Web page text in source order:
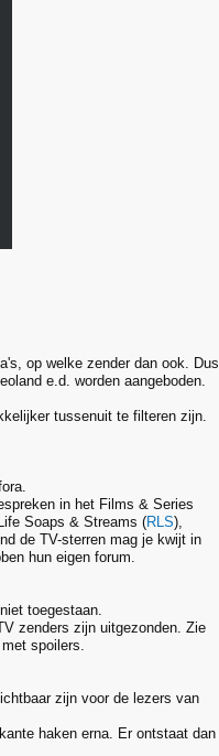
op welke zender dan ook. Dus
e.d. worden aangeboden.
tussenuit te filteren zijn.
in het Films & Series
Soaps & Streams (RLS),
de TV-sterren mag je kwijt in
hun eigen forum.
toegestaan.
zenders zijn uitgezonden. Zie
spoilers.
zijn voor de lezers van
haken erna. Er ontstaat dan